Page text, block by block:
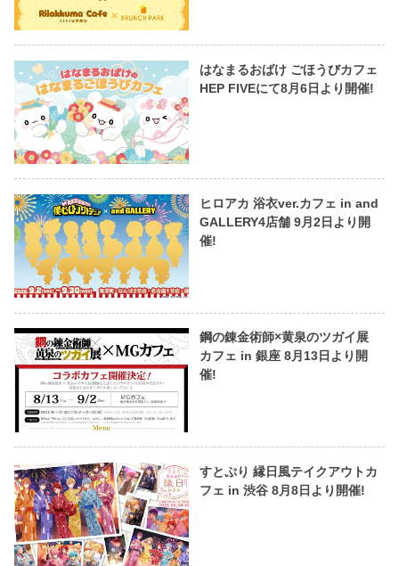
はなまるおばけ ごほうびカフェ
HEP FIVEにて8月6日より開催!
ヒロアカ 浴衣ver.カフェ in and
GALLERY4店舗 9月2日より開
催!
鋼の錬金術師×黄泉のツガイ展
カフェ in 銀座 8月13日より開
催!
すとぷり 縁日風テイクアウトカ
フェ in 渋谷 8月8日より開催!